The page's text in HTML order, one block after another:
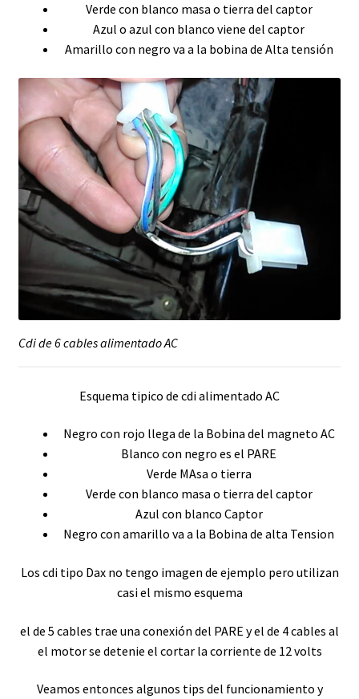
Verde con blanco masa o tierra del captor
Azul o azul con blanco viene del captor
Amarillo con negro va a la bobina de Alta tensión
Cdi de 6 cables alimentado AC
Esquema tipico de cdi alimentado AC
Negro con rojo llega de la Bobina del magneto AC
Blanco con negro es el PARE
Verde MAsa o tierra
Verde con blanco masa o tierra del captor
Azul con blanco Captor
Negro con amarillo va a la Bobina de alta Tension
Los cdi tipo Dax no tengo imagen de ejemplo pero utilizan
casi el mismo esquema
el de 5 cables trae una conexión del PARE y el de 4 cables al
el motor se detenie el cortar la corriente de 12 volts
Veamos entonces algunos tips del funcionamiento y